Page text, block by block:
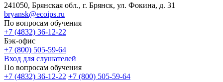
241050, Брянская обл., г. Брянск, ул. Фокина, д. 31
bryansk@ecoips.ru
По вопросам обучения
+7 (4832) 36-12-22
Бэк-офис
+7 (800) 505-59-64
Вход для слушателей
По вопросам обучения
+7 (4832) 36-12-22 +7 (800) 505-59-64